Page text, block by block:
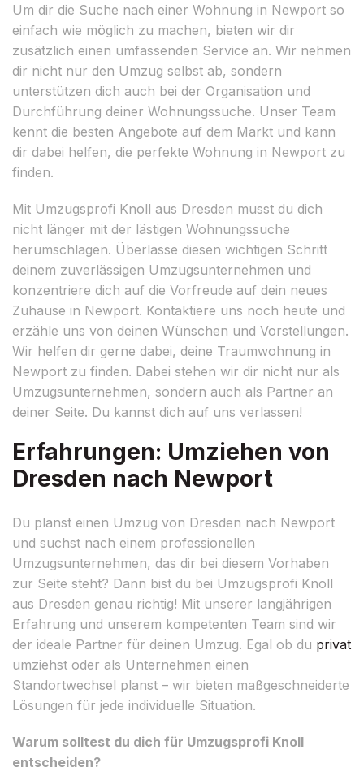
Um dir die Suche nach einer Wohnung in Newport so
einfach wie möglich zu machen, bieten wir dir
zusätzlich einen umfassenden Service an. Wir nehmen
dir nicht nur den Umzug selbst ab, sondern
unterstützen dich auch bei der Organisation und
Durchführung deiner Wohnungssuche. Unser Team
kennt die besten Angebote auf dem Markt und kann
dir dabei helfen, die perfekte Wohnung in Newport zu
finden.
Mit Umzugsprofi Knoll aus Dresden musst du dich
nicht länger mit der lästigen Wohnungssuche
herumschlagen. Überlasse diesen wichtigen Schritt
deinem zuverlässigen Umzugsunternehmen und
konzentriere dich auf die Vorfreude auf dein neues
Zuhause in Newport. Kontaktiere uns noch heute und
erzähle uns von deinen Wünschen und Vorstellungen.
Wir helfen dir gerne dabei, deine Traumwohnung in
Newport zu finden. Dabei stehen wir dir nicht nur als
Umzugsunternehmen, sondern auch als Partner an
deiner Seite. Du kannst dich auf uns verlassen!
Erfahrungen: Umziehen von
Dresden nach Newport
Du planst einen Umzug von Dresden nach Newport
und suchst nach einem professionellen
Umzugsunternehmen, das dir bei diesem Vorhaben
zur Seite steht? Dann bist du bei Umzugsprofi Knoll
aus Dresden genau richtig! Mit unserer langjährigen
Erfahrung und unserem kompetenten Team sind wir
der ideale Partner für deinen Umzug. Egal ob du privat
umziehst oder als Unternehmen einen
Standortwechsel planst – wir bieten maßgeschneiderte
Lösungen für jede individuelle Situation.
Warum solltest du dich für Umzugsprofi Knoll
entscheiden?